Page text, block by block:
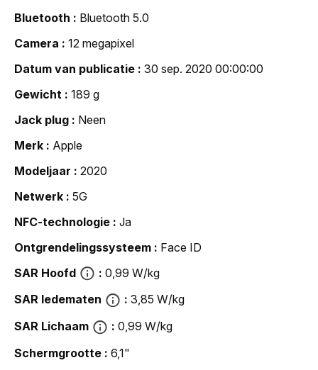
Bluetooth
Bluetooth 5.0
Camera
12 megapixel
Datum van publicatie
30 sep. 2020 00:00:00
Gewicht
189 g
Jack plug
Neen
Merk
Apple
Modeljaar
2020
Netwerk
5G
NFC-technologie
Ja
Ontgrendelingssysteem
Face ID
SAR Hoofd
0,99 W/kg
SAR ledematen
3,85 W/kg
SAR Lichaam
0,99 W/kg
Schermgrootte
6,1"